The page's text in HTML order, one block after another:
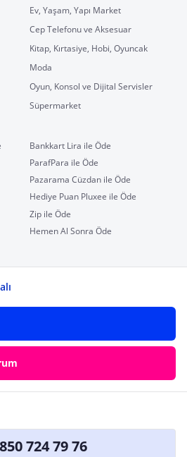
Ev, Yaşam, Yapı Market
Cep Telefonu ve Aksesuar
Kitap, Kırtasiye, Hobi, Oyuncak
Moda
Oyun, Konsol ve Dijital Servisler
Süpermarket
Bankkart Lira ile Öde
ParafPara ile Öde
Pazarama Cüzdan ile Öde
Hediye Puan Pluxee ile Öde
Zip ile Öde
Hemen Al Sonra Öde
724 79 76